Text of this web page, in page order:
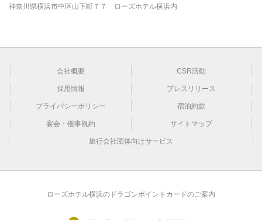
神奈川県横浜市中区山下町７７ ローズホテル横浜内
会社概要 CSR活動
採用情報 プレスリリース
プライバシーポリシー 宿泊約款
宴会・催事規約 サイトマップ
旅行会社団体向けサービス
ローズホテル横浜のドラゴンポイントカードのご案内